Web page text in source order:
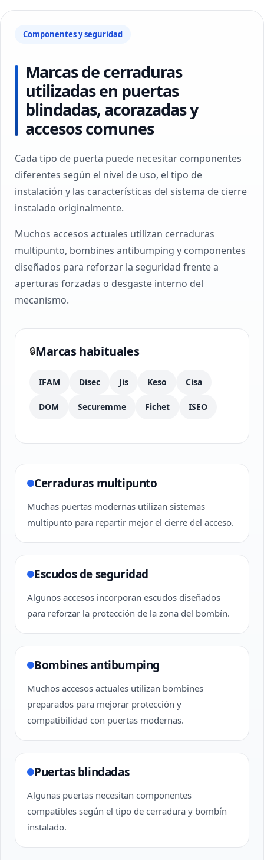
Componentes y seguridad
Marcas de cerraduras
utilizadas en puertas
blindadas, acorazadas y
accesos comunes
Cada tipo de puerta puede necesitar componentes
diferentes según el nivel de uso, el tipo de
instalación y las características del sistema de cierre
instalado originalmente.
Muchos accesos actuales utilizan cerraduras
multipunto, bombines antibumping y componentes
diseñados para reforzar la seguridad frente a
aperturas forzadas o desgaste interno del
mecanismo.
🔒Marcas habituales
IFAM Disec Jis Keso Cisa
DOM Securemme Fichet ISEO
Cerraduras multipunto
Muchas puertas modernas utilizan sistemas
multipunto para repartir mejor el cierre del acceso.
Escudos de seguridad
Algunos accesos incorporan escudos diseñados
para reforzar la protección de la zona del bombín.
Bombines antibumping
Muchos accesos actuales utilizan bombines
preparados para mejorar protección y
compatibilidad con puertas modernas.
Puertas blindadas
Algunas puertas necesitan componentes
compatibles según el tipo de cerradura y bombín
instalado.